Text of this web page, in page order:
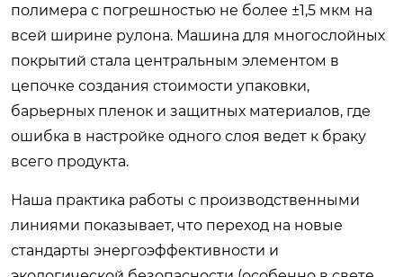
полимера с погрешностью не более ±1,5 мкм на
всей ширине рулона. Машина для многослойных
покрытий стала центральным элементом в
цепочке создания стоимости упаковки,
барьерных пленок и защитных материалов, где
ошибка в настройке одного слоя ведет к браку
всего продукта.
Наша практика работы с производственными
линиями показывает, что переход на новые
стандарты энергоэффективности и